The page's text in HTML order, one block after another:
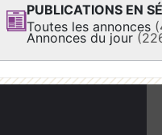
PUBLICATIONS EN
Toutes les annonces
Annonces du jour